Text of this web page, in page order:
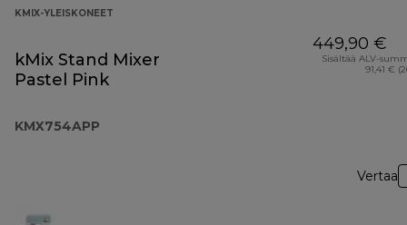
KMIX-YLEISKONEET
kMix Stand Mixer
Pastel Pink
KMX754APP
449,90 €
Sisältää ALV-
91,41 €
Vertaa